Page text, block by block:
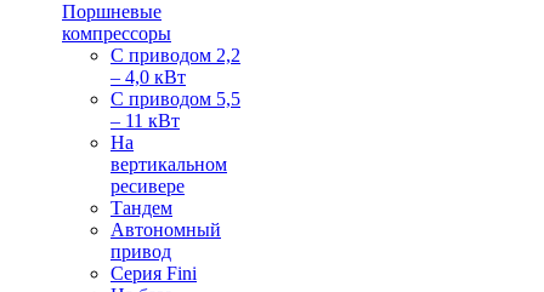
Поршневые
компрессоры
С приводом 2,2
– 4,0 кВт
С приводом 5,5
– 11 кВт
На
вертикальном
ресивере
Тандем
Автономный
привод
Серия Fini